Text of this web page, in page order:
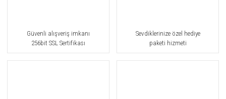
Güvenli alışveriş imkanı
256bit SSL Sertifikası
Sevdiklerinize özel hediye
paketi hizmeti